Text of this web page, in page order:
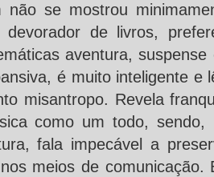
não se mostrou
devorador de livros,
aventura,
é muito inteligente e
misantropo. Revela
como um todo, sendo,
fala impecável a
meios de comunicação.